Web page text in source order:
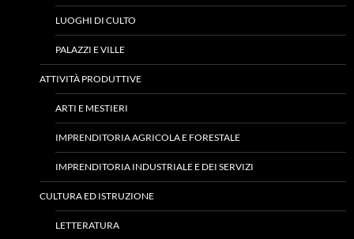
LUOGHI DI CULTO
PALAZZI E VILLE
ATTIVITÀ PRODUTTIVE
ARTI E MESTIERI
IMPRENDITORIA AGRICOLA E FORESTALE
IMPRENDITORIA INDUSTRIALE E DEI SERVIZI
CULTURA ED ISTRUZIONE
LETTERATURA